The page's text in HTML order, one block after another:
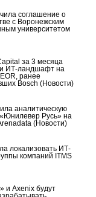
соглашение о
с Воронежским
университетом
за 3 месяца
ИТ-ландшафт на
ранее
Bosch(Новости)
аналитическую
Русь» на
(Новости)
локализовать ИТ-
компаний ITMS
и Axenix будут